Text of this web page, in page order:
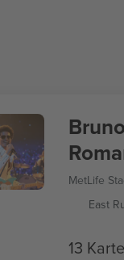
MetLife
East
13 Karte